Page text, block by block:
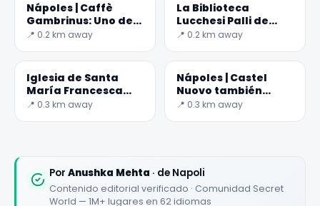
Nápoles | Caffè
Gambrinus: Uno de
los bares más
📍 0.2 km away
La Biblioteca
Lucchesi Palli de
Nápoles
📍 0.2 km away
Iglesia de Santa
María Francesca
delle Cinque Piaghe
📍 0.3 km away
Nápoles | Castel
Nuovo también
conocido como
📍 0.3 km away
Por Anushka Mehta · de Napoli
Contenido editorial verificado · Comunidad Secret
World — 1M+ lugares en 62 idiomas